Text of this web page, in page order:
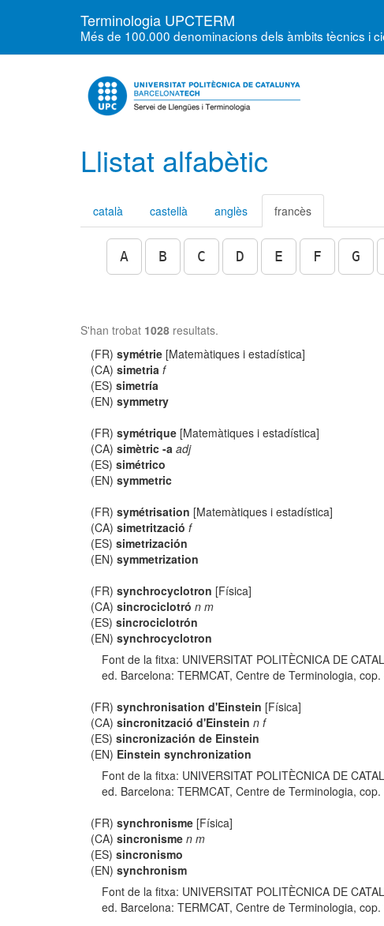
Terminologia UPCTERM
Més de 100.000 denominacions dels àmbits tècnics i
Llistat alfabètic
català castellà anglès francès
A B C D E F G
S'han trobat 1028 resultats.
(FR)symétrie [Matemàtiques i estadística]
(CA)simetria f
(ES)simetría
(EN)symmetry
(FR)symétrique [Matemàtiques i estadística]
(CA)simètric -a adj
(ES)simétrico
(EN)symmetric
(FR)symétrisation [Matemàtiques i estadística]
(CA)simetrització f
(ES)simetrización
(EN)symmetrization
(FR)synchrocyclotron [Física]
(CA)sincrociclotró n m
(ES)sincrociclotrón
(EN)synchrocyclotron
Font de la fitxa: UNIVERSITAT POLITÈCNICA DE
ed. Barcelona: TERMCAT, Centre de Terminologia,
(FR)synchronisation d'Einstein [Física]
(CA)sincronització d'Einstein n f
(ES)sincronización de Einstein
(EN) Einstein synchronization
Font de la fitxa: UNIVERSITAT POLITÈCNICA DE
ed. Barcelona: TERMCAT, Centre de Terminologia,
(FR)synchronisme [Física]
(CA)sincronisme n m
(ES)sincronismo
(EN)synchronism
Font de la fitxa: UNIVERSITAT POLITÈCNICA DE
ed. Barcelona: TERMCAT, Centre de Terminologia,